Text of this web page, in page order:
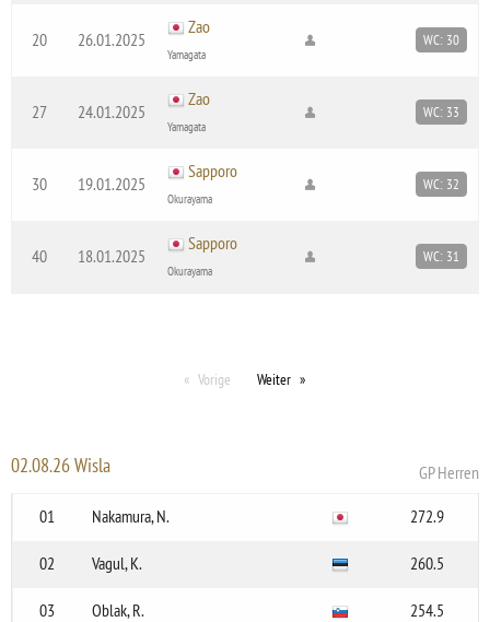
20 26.01.2025
Zao
Yamagata
WC: 30
27 24.01.2025
Zao
Yamagata
WC: 33
30 19.01.2025
Sapporo
Okurayama
WC: 32
40 18.01.2025
Sapporo
Okurayama
WC: 31
Vorige Weiter
02.08.26 Wisla
GP Herren
01
Nakamura, N. 272.9
02 Vagul, K. 260.5
03 Oblak, R. 254.5